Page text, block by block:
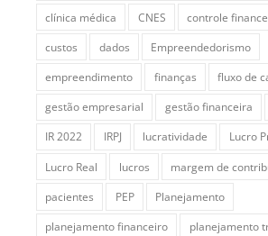
clínica médica
CNES controle
custos
dados
Empreendedorismo
empreendimento
finanças
fluxo de
gestão empresarial
gestão financeira
IR 2022
IRPJ lucratividade
Lucro
Lucro Real
lucros margem de
pacientes
PEP
Planejamento
planejamento financeiro
planejamento